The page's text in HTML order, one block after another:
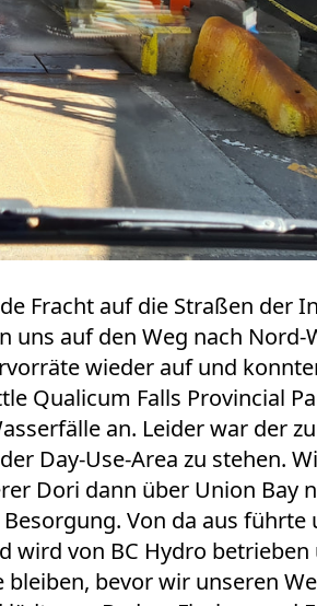
Fracht auf die Straßen der
uns auf den Weg nach
wieder auf und
Qualicum Falls Provincial
an. Leider war der
Day-Use-Area zu stehen.
Dori dann über Union Bay
Von da aus führte
wird von BC Hydro
bevor wir unseren